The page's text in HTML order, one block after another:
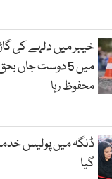
خیبر میں دلہے کی
میں 5 دوست جاں
محفوظ رہا
ڈنگہ میں پولیس
گیا